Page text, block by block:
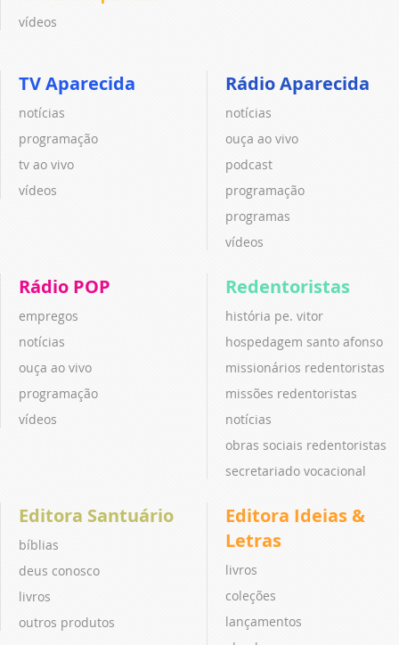
vídeos
TV Aparecida
notícias
programação
tv ao vivo
vídeos
Rádio Aparecida
notícias
ouça ao vivo
podcast
programação
programas
vídeos
Rádio POP
empregos
notícias
ouça ao vivo
programação
vídeos
Redentoristas
história pe. vitor
hospedagem santo afonso
missionários redentoristas
missões redentoristas
notícias
obras sociais redentoristas
secretariado vocacional
Editora Santuário
bíblias
deus conosco
livros
outros produtos
Editora Ideias &
Letras
livros
coleções
lançamentos